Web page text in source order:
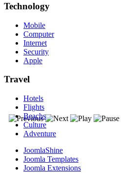
Technology
Mobile
Computer
Internet
Security
Apple
Travel
Hotels
Flights
Beachs
Culture
Adventure
JoomlaShine
Joomla Templates
Joomla Extensions